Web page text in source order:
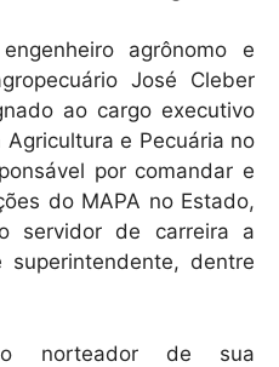
agrônomo e
José Cleber
ao cargo executivo
e Pecuária no
por comandar e
do MAPA no Estado,
servidor de carreira a
dentre
norteador de sua